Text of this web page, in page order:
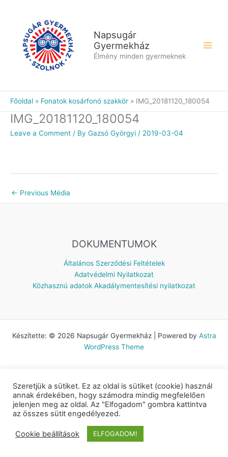
Napsugár
Gyermekház
Élmény minden gyermeknek
Főoldal Fonatok kosárfonó szakkör IMG_20181120_180054
IMG_20181120_180054
Leave a Comment / By Gazsó Györgyi / 2019-03-04
← Previous Média
DOKUMENTUMOK
Általános Szerződési Feltételek
Adatvédelmi Nyilatkozat
Közhasznú adatok Akadálymentesítési nyilatkozat
Készítette: © 2026 Napsugár Gyermekház | Powered by Astra
WordPress Theme
Szeretjük a sütiket. Ez az oldal is sütiket (cookie) használ
annak érdekében, hogy számodra mindig megfelelően
jelenjen meg az oldal. Az "Elfogadom" gombra kattintva
az összes sütit engedélyezed.
Cookie beállítások ELFOGADOM!